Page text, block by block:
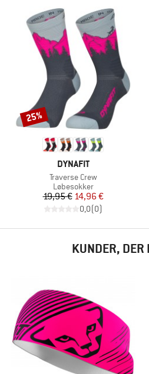
MÆRKE
DYNAFIT
Artikel
Traverse Crew
Produktgruppe
Løbesokker
Pris
19,95 €Nedsat pris
14,96 €
0,0(0)
Rabat
25%
KUNDER, DER